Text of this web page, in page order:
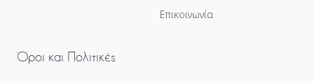
Επικοινωνία
Όροι και Πολιτικές